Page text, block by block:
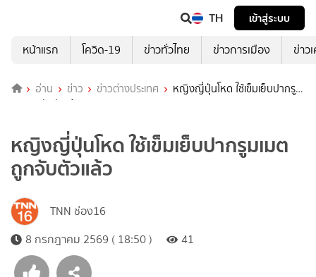
TH
เข้าสู่ระบบ
หน้าแรก
โควิด-19 ข่าวทั่วไทย ข่าวการเมือง ข่าว
อ่าน ข่าว ข่าวต่างประเทศ
หญิงญี่ปุ่นโหด ใช้เข็มเย็บปากรูม
เมต ถูกจับตัวแล้ว
หญิงญี่ปุ่นโหด ใช้เข็มเย็บปากรูมเมต
ถูกจับตัวแล้ว
TNN ช่อง16
8 กรกฎาคม 2569 ( 18:50 )
41